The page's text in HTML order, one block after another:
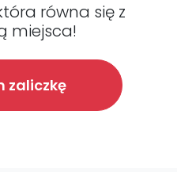
równa się z
miejsca!
zaliczkę